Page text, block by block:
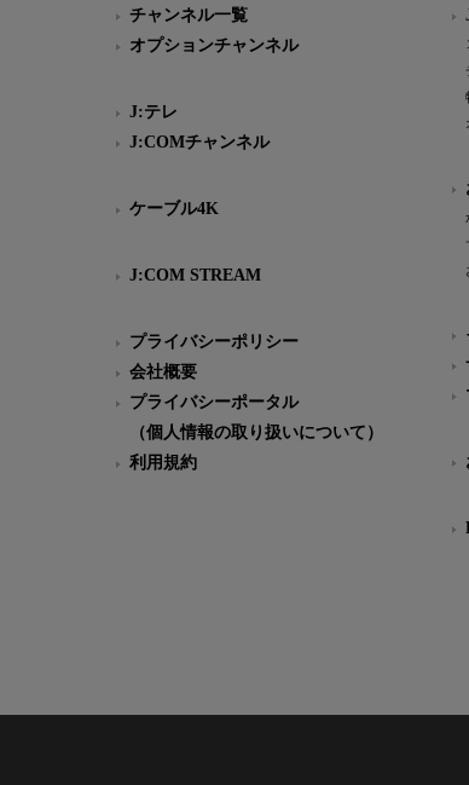
チャンネル一覧
オプションチャンネル
J:テレ
J:COMチャンネル
ケーブル4K
J:COM STREAM
プライバシーポリシー
会社概要
プライバシーポータル
（個人情報の取り扱いについて）
利用規約